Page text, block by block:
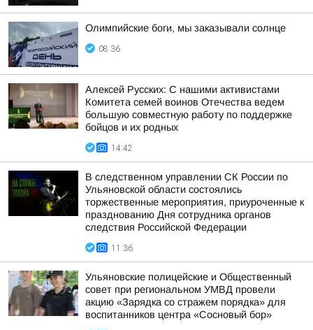
Олимпийские боги, мы заказывали солнце
08:36
Алексей Русских: С нашими активистами
Комитета семей воинов Отечества ведем
большую совместную работу по поддержке
бойцов и их родных
14:42
В следственном управлении СК России по
Ульяновской области состоялись
торжественные мероприятия, приуроченные к
празднованию Дня сотрудника органов
следствия Российской Федерации
11:36
Ульяновские полицейские и Общественный
совет при региональном УМВД провели
акцию «Зарядка со стражем порядка» для
воспитанников центра «Сосновый бор»